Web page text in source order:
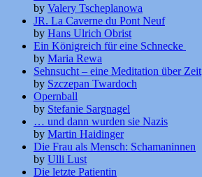
by Valery Tscheplanowa
JR. La Caverne du Pont Neuf
by Hans Ulrich Obrist
Ein Königreich für eine Schnecke
by Maria Rewa
Sehnsucht – eine Meditation über Zeit
by Szczepan Twardoch
Opernball
by Stefanie Sargnagel
… und dann wurden sie Nazis
by Martin Haidinger
Die Frau als Mensch: Schamaninnen
by Ulli Lust
Die letzte Patientin